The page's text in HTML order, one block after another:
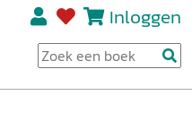
Inloggen